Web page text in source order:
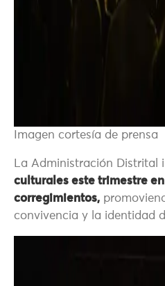
Imagen cortesía de prensa
La Administración Distrital
culturales este trimestre
corregimientos,
convivencia y la identidad